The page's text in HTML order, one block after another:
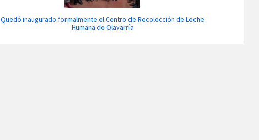
Quedó inaugurado formalmente el Centro de Recolección de Leche
Humana de Olavarría